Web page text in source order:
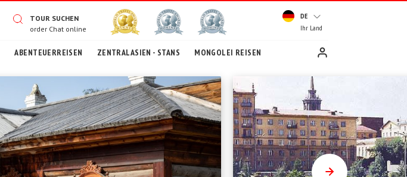
TOUR SUCHEN
order Chat online
DE
Ihr Land
ABENTEUERREISEN ZENTRALASIEN - STANS
MONGOLEI REISEN